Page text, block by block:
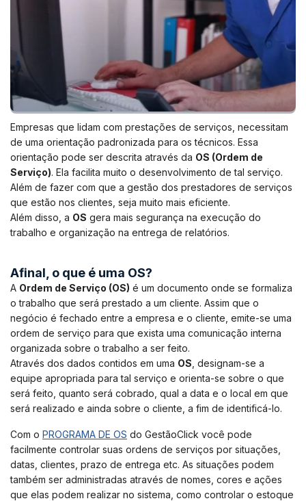
Empresas que lidam com prestações de serviços, necessitam
de uma orientação padronizada para os técnicos. Essa
orientação pode ser descrita através da OS (Ordem de
Serviço). Ela facilita muito o desenvolvimento de tal serviço.
Além de fazer com que a gestão dos prestadores de serviços
que estão nos clientes, seja muito mais eficiente.
Além disso, a OS gera mais segurança na execução do
trabalho e organização na entrega de relatórios.
Afinal, o que é uma OS?
A Ordem de Serviço (OS) é um documento onde se formaliza
o trabalho que será prestado a um cliente. Assim que o
negócio é fechado entre a empresa e o cliente, emite-se uma
ordem de serviço para que exista uma comunicação interna
organizada sobre o trabalho a ser feito.
Através dos dados contidos em uma OS , designam-se a
equipe apropriada para tal serviço e orienta-se sobre o que
será feito, quanto será cobrado, qual a data e o local em que
será realizado e ainda sobre o cliente, a fim de identificá-lo.
Com o PROGRAMA DE OS do GestãoClick você pode
facilmente controlar suas ordens de serviços por situações,
datas, clientes, prazo de entrega etc. As situações podem
também ser administradas através de nomes, cores e ações
que elas podem realizar no sistema, como controlar o estoque